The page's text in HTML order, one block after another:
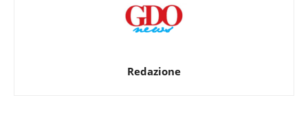
Redazione